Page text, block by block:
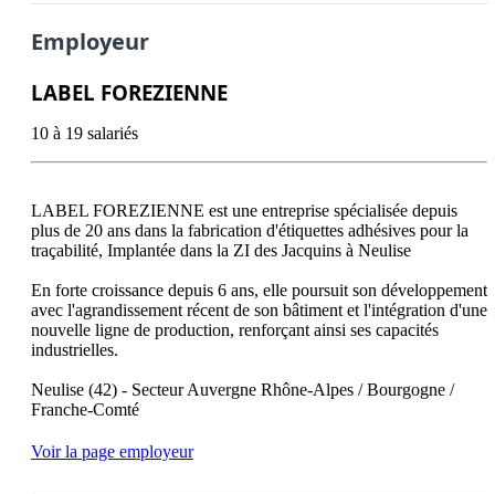
Employeur
LABEL FOREZIENNE
10 à 19 salariés
LABEL FOREZIENNE est une entreprise spécialisée depuis
plus de 20 ans dans la fabrication d'étiquettes adhésives pour la
traçabilité, Implantée dans la ZI des Jacquins à Neulise
En forte croissance depuis 6 ans, elle poursuit son développement
avec l'agrandissement récent de son bâtiment et l'intégration d'une
nouvelle ligne de production, renforçant ainsi ses capacités
industrielles.
Neulise (42) - Secteur Auvergne Rhône-Alpes / Bourgogne /
Voir la page employeur